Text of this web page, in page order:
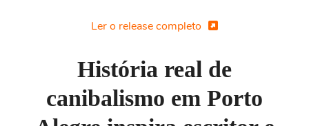
Ler o release completo
História real de
canibalismo em Porto